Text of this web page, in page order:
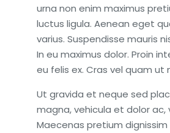
urna non enim maximus
luctus ligula. Aenean eget
varius. Suspendisse mauris
In eu maximus dolor. Proin
eu felis ex. Cras vel quam ut
Ut gravida et neque sed
magna, vehicula et dolor
Maecenas pretium